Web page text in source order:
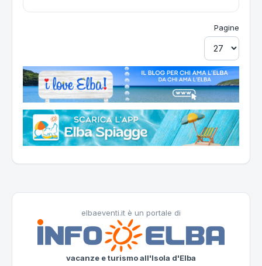
Pagine
elbaeventi.it è un portale di
vacanze e turismo all'Isola d'Elba